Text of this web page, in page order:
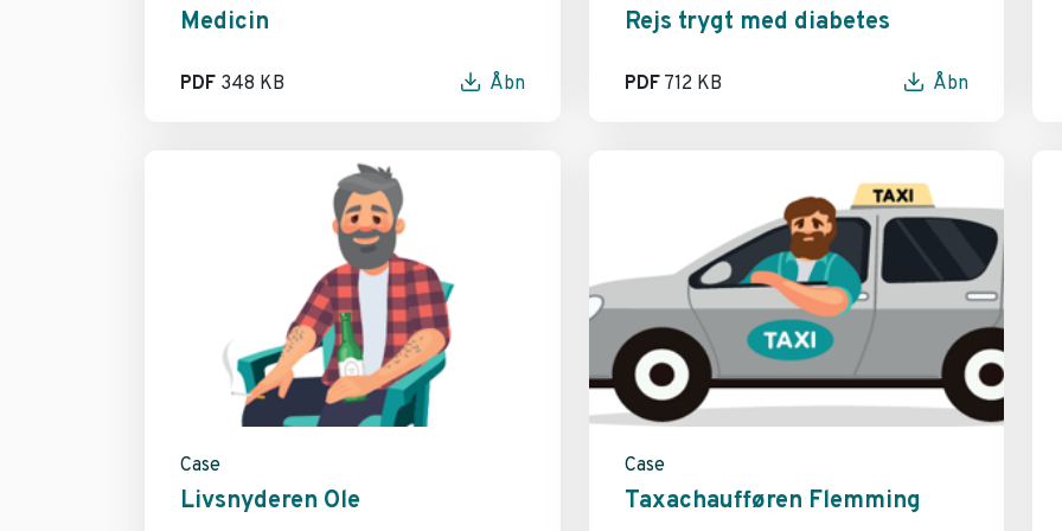
Medicin
PDF 348 KB Åbn
Rejs trygt med diabetes
PDF 712 KB Åbn
Case
Livsnyderen Ole
Case
Taxachaufføren Flemming